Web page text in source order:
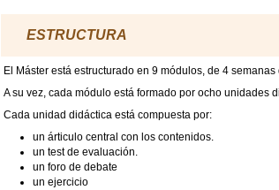
ESTRUCTURA
El Máster está estructurado en 9 módulos, de 4
A su vez, cada módulo está formado por ocho unidades
Cada unidad didáctica está compuesta por:
un árticulo central con los contenidos.
un test de evaluación.
un foro de debate
un ejercicio